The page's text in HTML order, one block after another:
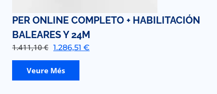
PER ONLINE COMPLETO + HABILITACIÓN
BALEARES Y 24M
1.411,10€ 1.286,51 €
Veure Més